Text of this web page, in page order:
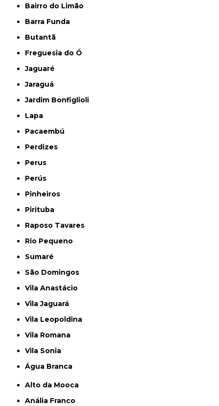
Bairro do Limão
Barra Funda
Butantã
Freguesia do Ó
Jaguaré
Jaraguá
Jardim Bonfiglioli
Lapa
Pacaembú
Perdizes
Perus
Perús
Pinheiros
Pirituba
Raposo Tavares
Rio Pequeno
Sumaré
São Domingos
Vila Anastácio
Vila Jaguará
Vila Leopoldina
Vila Romana
Vila Sonia
Água Branca
Alto da Mooca
Anália Franco